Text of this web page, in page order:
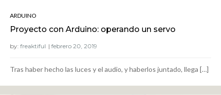
ARDUINO
Proyecto con Arduino: operando un servo
by: freaktiful
Tras haber hecho las luces y el audio, y haberlos juntado, llega […]